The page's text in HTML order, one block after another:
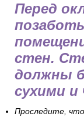
Перед
стен.
должны
сухими
Проследите,